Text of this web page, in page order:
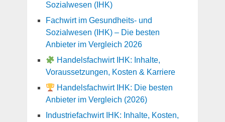
Sozialwesen (IHK)
Fachwirt im Gesundheits- und
Sozialwesen (IHK) – Die besten
Anbieter im Vergleich 2026
Handelsfachwirt IHK: Inhalte,
Voraussetzungen, Kosten & Karriere
Handelsfachwirt IHK: Die besten
Anbieter im Vergleich (2026)
Industriefachwirt IHK: Inhalte, Kosten,